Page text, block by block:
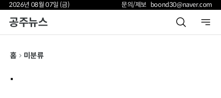
2026년 08월 07일 (금) 문의/제보 boond30@naver.com
공주뉴스
홈 미분류
.